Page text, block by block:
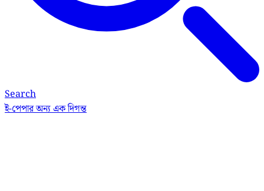
Search
ই-পেপারঅন্য এক দিগন্ত